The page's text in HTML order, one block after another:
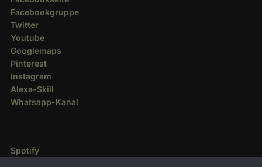
Facebookgruppe
Twitter
Youtube
Googlemaps
Pinterest
Instagram
Alexa-Skill
Whatsapp-Kanal
Spotify